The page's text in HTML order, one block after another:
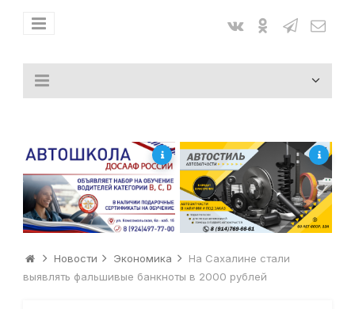
Новости Экономика
На Сахалине стали
выявлять фальшивые банкноты в 2000 рублей